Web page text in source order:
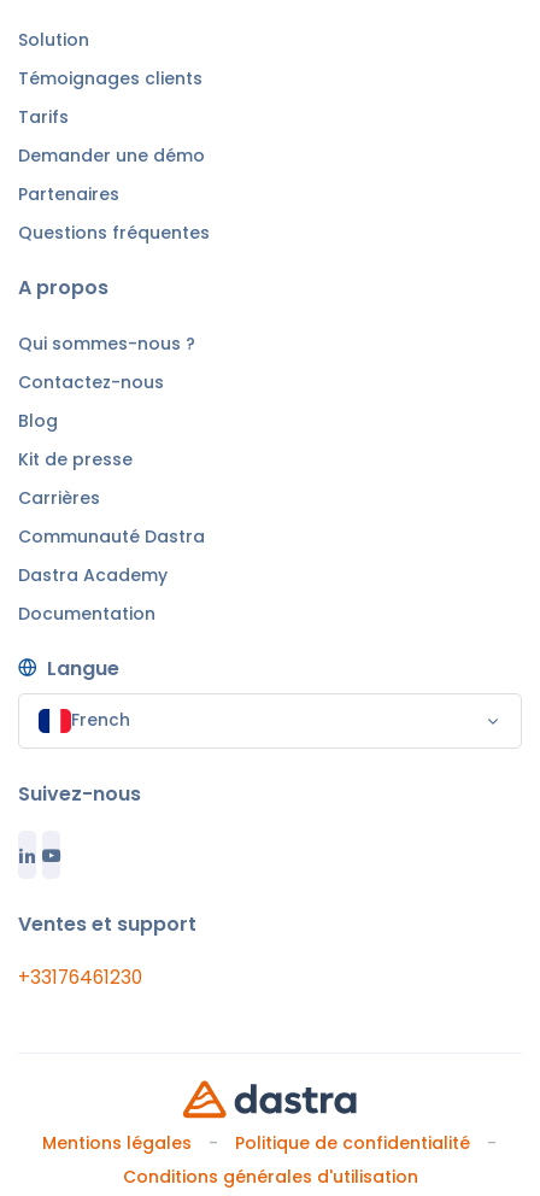
Solution
Témoignages clients
Tarifs
Demander une démo
Partenaires
Questions fréquentes
A propos
Qui sommes-nous ?
Contactez-nous
Blog
Kit de presse
Carrières
Communauté Dastra
Dastra Academy
Documentation
Langue
French
Suivez-nous
Ventes et support
+33176461230
Mentions légales
Politique de confidentialité
Conditions générales d'utilisation